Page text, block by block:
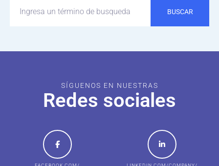
BUSCAR
SÍGUENOS EN NUESTRAS
Redes sociales